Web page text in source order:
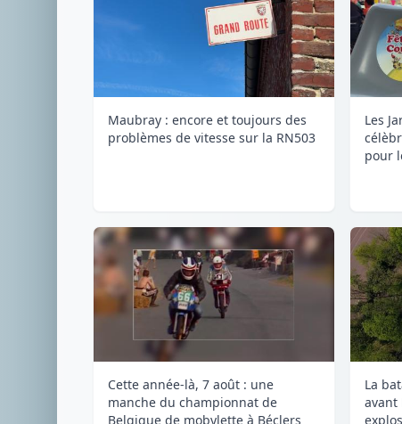
Maubray : encore et toujours des
problèmes de vitesse sur la RN503
Les
pour
Cette année-là, 7 août : une
manche du championnat de
Belgique de mobylette à Béclers
La
avant